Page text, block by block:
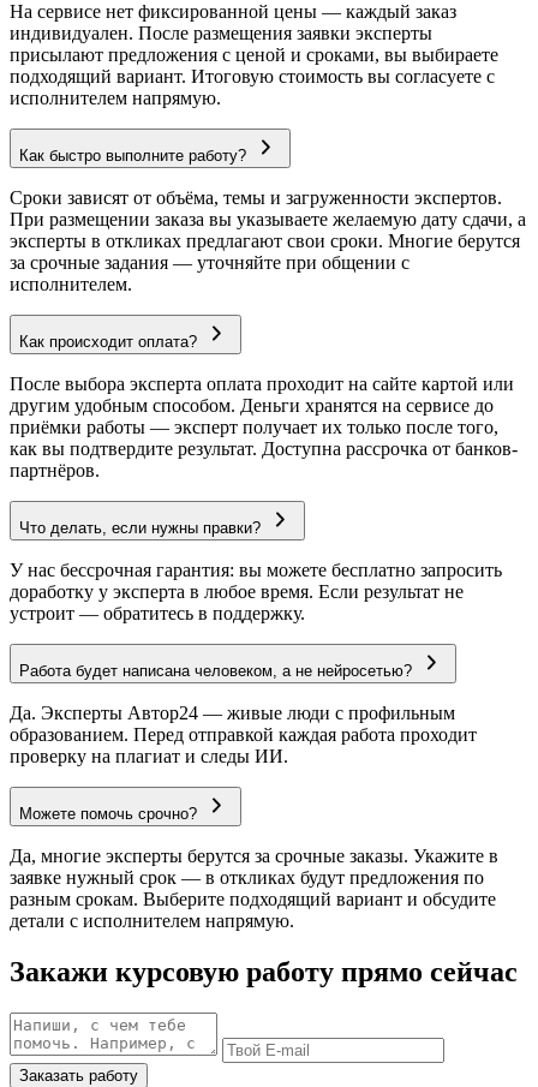
На сервисе нет фиксированной цены — каждый заказ
индивидуален. После размещения заявки эксперты
присылают предложения с ценой и сроками, вы выбираете
подходящий вариант. Итоговую стоимость вы согласуете с
исполнителем напрямую.
Как быстро выполните работу?
Сроки зависят от объёма, темы и загруженности экспертов.
При размещении заказа вы указываете желаемую дату сдачи, а
эксперты в откликах предлагают свои сроки. Многие берутся
за срочные задания — уточняйте при общении с
исполнителем.
Как происходит оплата?
После выбора эксперта оплата проходит на сайте картой или
другим удобным способом. Деньги хранятся на сервисе до
приёмки работы — эксперт получает их только после того,
как вы подтвердите результат. Доступна рассрочка от банков-
партнёров.
Что делать, если нужны правки?
У нас бессрочная гарантия: вы можете бесплатно запросить
доработку у эксперта в любое время. Если результат не
устроит — обратитесь в поддержку.
Работа будет написана человеком, а не нейросетью?
Да. Эксперты Автор24 — живые люди с профильным
образованием. Перед отправкой каждая работа проходит
проверку на плагиат и следы ИИ.
Можете помочь срочно?
Да, многие эксперты берутся за срочные заказы. Укажите в
заявке нужный срок — в откликах будут предложения по
разным срокам. Выберите подходящий вариант и обсудите
детали с исполнителем напрямую.
Закажи курсовую работу прямо сейчас
Заказать работу